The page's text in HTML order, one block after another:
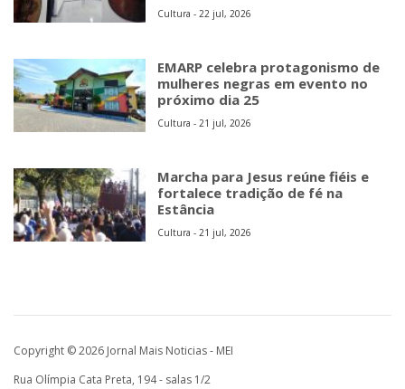
Cultura - 22 jul, 2026
EMARP celebra protagonismo de
mulheres negras em evento no
próximo dia 25
Cultura - 21 jul, 2026
Marcha para Jesus reúne fiéis e
fortalece tradição de fé na
Estância
Cultura - 21 jul, 2026
Copyright © 2026 Jornal Mais Noticias - MEI
Rua Olímpia Cata Preta, 194 - salas 1/2